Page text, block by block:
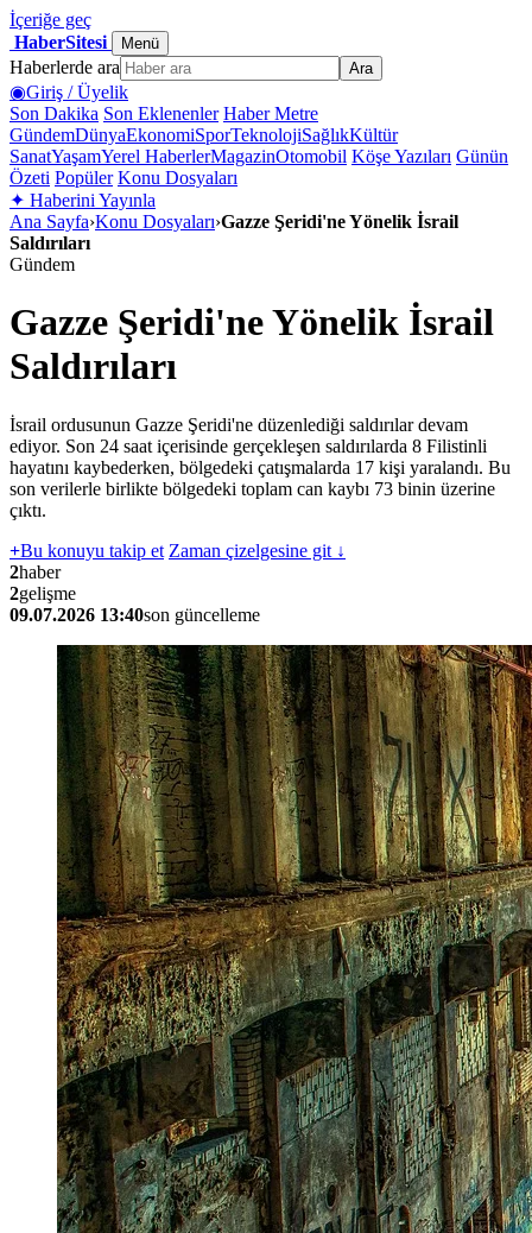
İçeriğe geç
HaberSitesi
Menü
Haberlerde ara Ara
◉Giriş / Üyelik
Son Dakika Son Eklenenler Haber Metre
GündemDünyaEkonomiSporTeknolojiSağlıkKültür
SanatYaşamYerel HaberlerMagazinOtomobil Köşe Yazıları Günün
Özeti Popüler Konu Dosyaları
✦ Haberini Yayınla
Ana Sayfa›Konu Dosyaları›Gazze Şeridi'ne Yönelik İsrail
Saldırıları
Gündem
Gazze Şeridi'ne Yönelik İsrail
Saldırıları
İsrail ordusunun Gazze Şeridi'ne düzenlediği saldırılar devam
ediyor. Son 24 saat içerisinde gerçekleşen saldırılarda 8 Filistinli
hayatını kaybederken, bölgedeki çatışmalarda 17 kişi yaralandı. Bu
son verilerle birlikte bölgedeki toplam can kaybı 73 binin üzerine
çıktı.
+Bu konuyu takip et Zaman çizelgesine git ↓
2haber
2gelişme
09.07.2026 13:40son güncelleme